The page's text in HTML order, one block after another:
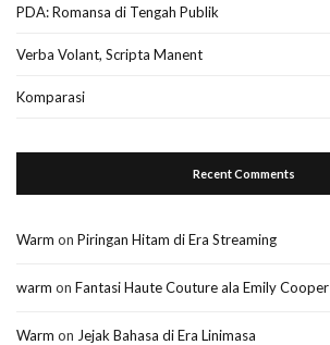
PDA: Romansa di Tengah Publik
Verba Volant, Scripta Manent
Komparasi
Recent Comments
Warm on Piringan Hitam di Era Streaming
warm on Fantasi Haute Couture ala Emily Cooper
Warm on Jejak Bahasa di Era Linimasa